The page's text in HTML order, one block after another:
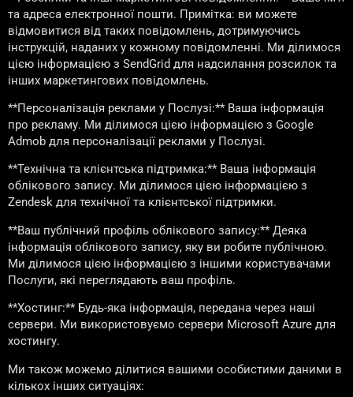
та адреса електронної пошти. Примітка: ви можете
відмовитися від таких повідомлень, дотримуючись
інструкцій, наданих у кожному повідомленні. Ми ділимося
цією інформацією з SendGrid для надсилання розсилок та
інших маркетингових повідомлень.
**Персоналізація реклами у Послузі:** Ваша інформація
про рекламу. Ми ділимося цією інформацією з Google
Admob для персоналізації реклами у Послузі.
**Технічна та клієнтська підтримка:** Ваша інформація
облікового запису. Ми ділимося цією інформацією з
Zendesk для технічної та клієнтської підтримки.
**Ваш публічний профіль облікового запису:** Деяка
інформація облікового запису, яку ви робите публічною.
Ми ділимося цією інформацією з іншими користувачами
Послуги, які переглядають ваш профіль.
**Хостинг:** Будь-яка інформація, передана через наші
сервери. Ми використовуємо сервери Microsoft Azure для
хостингу.
Ми також можемо ділитися вашими особистими даними в
кількох інших ситуаціях: